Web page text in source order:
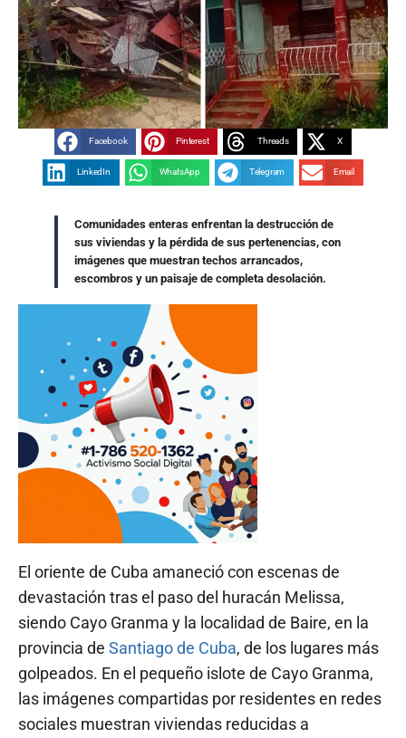
Facebook Pinterest Threads X
LinkedIn WhatsApp Telegram Email
Comunidades enteras enfrentan la destrucción de
sus viviendas y la pérdida de sus pertenencias, con
imágenes que muestran techos arrancados,
escombros y un paisaje de completa desolación.
El oriente de Cuba amaneció con escenas de
devastación tras el paso del huracán Melissa,
siendo Cayo Granma y la localidad de Baire, en la
provincia de Santiago de Cuba, de los lugares más
golpeados. En el pequeño islote de Cayo Granma,
las imágenes compartidas por residentes en redes
sociales muestran viviendas reducidas a